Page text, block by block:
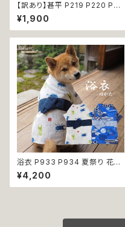
【訳あり】甚平 P219 P220 P22
1 P222 P223 和装 和柄 ドッグ
ウェア 犬 コスプレ 男の子 夏服
ドッグウエア ドックウェア おしゃ
ー ホワイト うさぎ ラビット 祭り
極小 小型 猫 ペット 服 犬服 猫
服 古風 伝統 夏 日本 ギフト プ
レゼント 贈り物 返品交換不可
¥1,900
浴衣 P933 P934 夏祭り 花火
大会 富士山 カブトムシ クワガ
タ 昆虫柄 和装 和柄 古風 伝統
日本 夏 ハンドメイド ドッグウエ
服 犬洋服 犬の洋服 洋服 おしゃ
¥4,200